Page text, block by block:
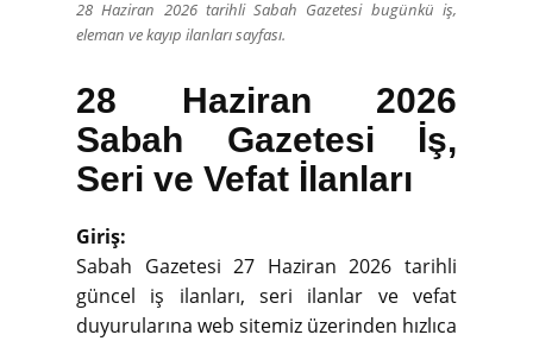
28 Haziran 2026 tarihli Sabah Gazetesi bugünkü iş,
eleman ve kayıp ilanları sayfası.
28 Haziran 2026
Sabah Gazetesi İş,
Seri ve Vefat İlanları
Giriş:
Sabah Gazetesi 27 Haziran 2026 tarihli
güncel iş ilanları, seri ilanlar ve vefat
duyurularına web sitemiz üzerinden hızlıca